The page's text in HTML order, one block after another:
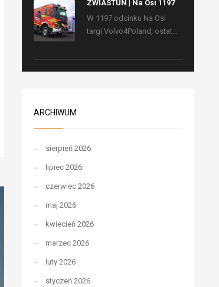
ZWIASTUN | Na Osi 1197
W 1197 odcinku Na Osi
targi Volvo4Poland, ostat...
ARCHIWUM
sierpień 2026
lipiec 2026
czerwiec 2026
maj 2026
kwiecień 2026
marzec 2026
luty 2026
styczeń 2026